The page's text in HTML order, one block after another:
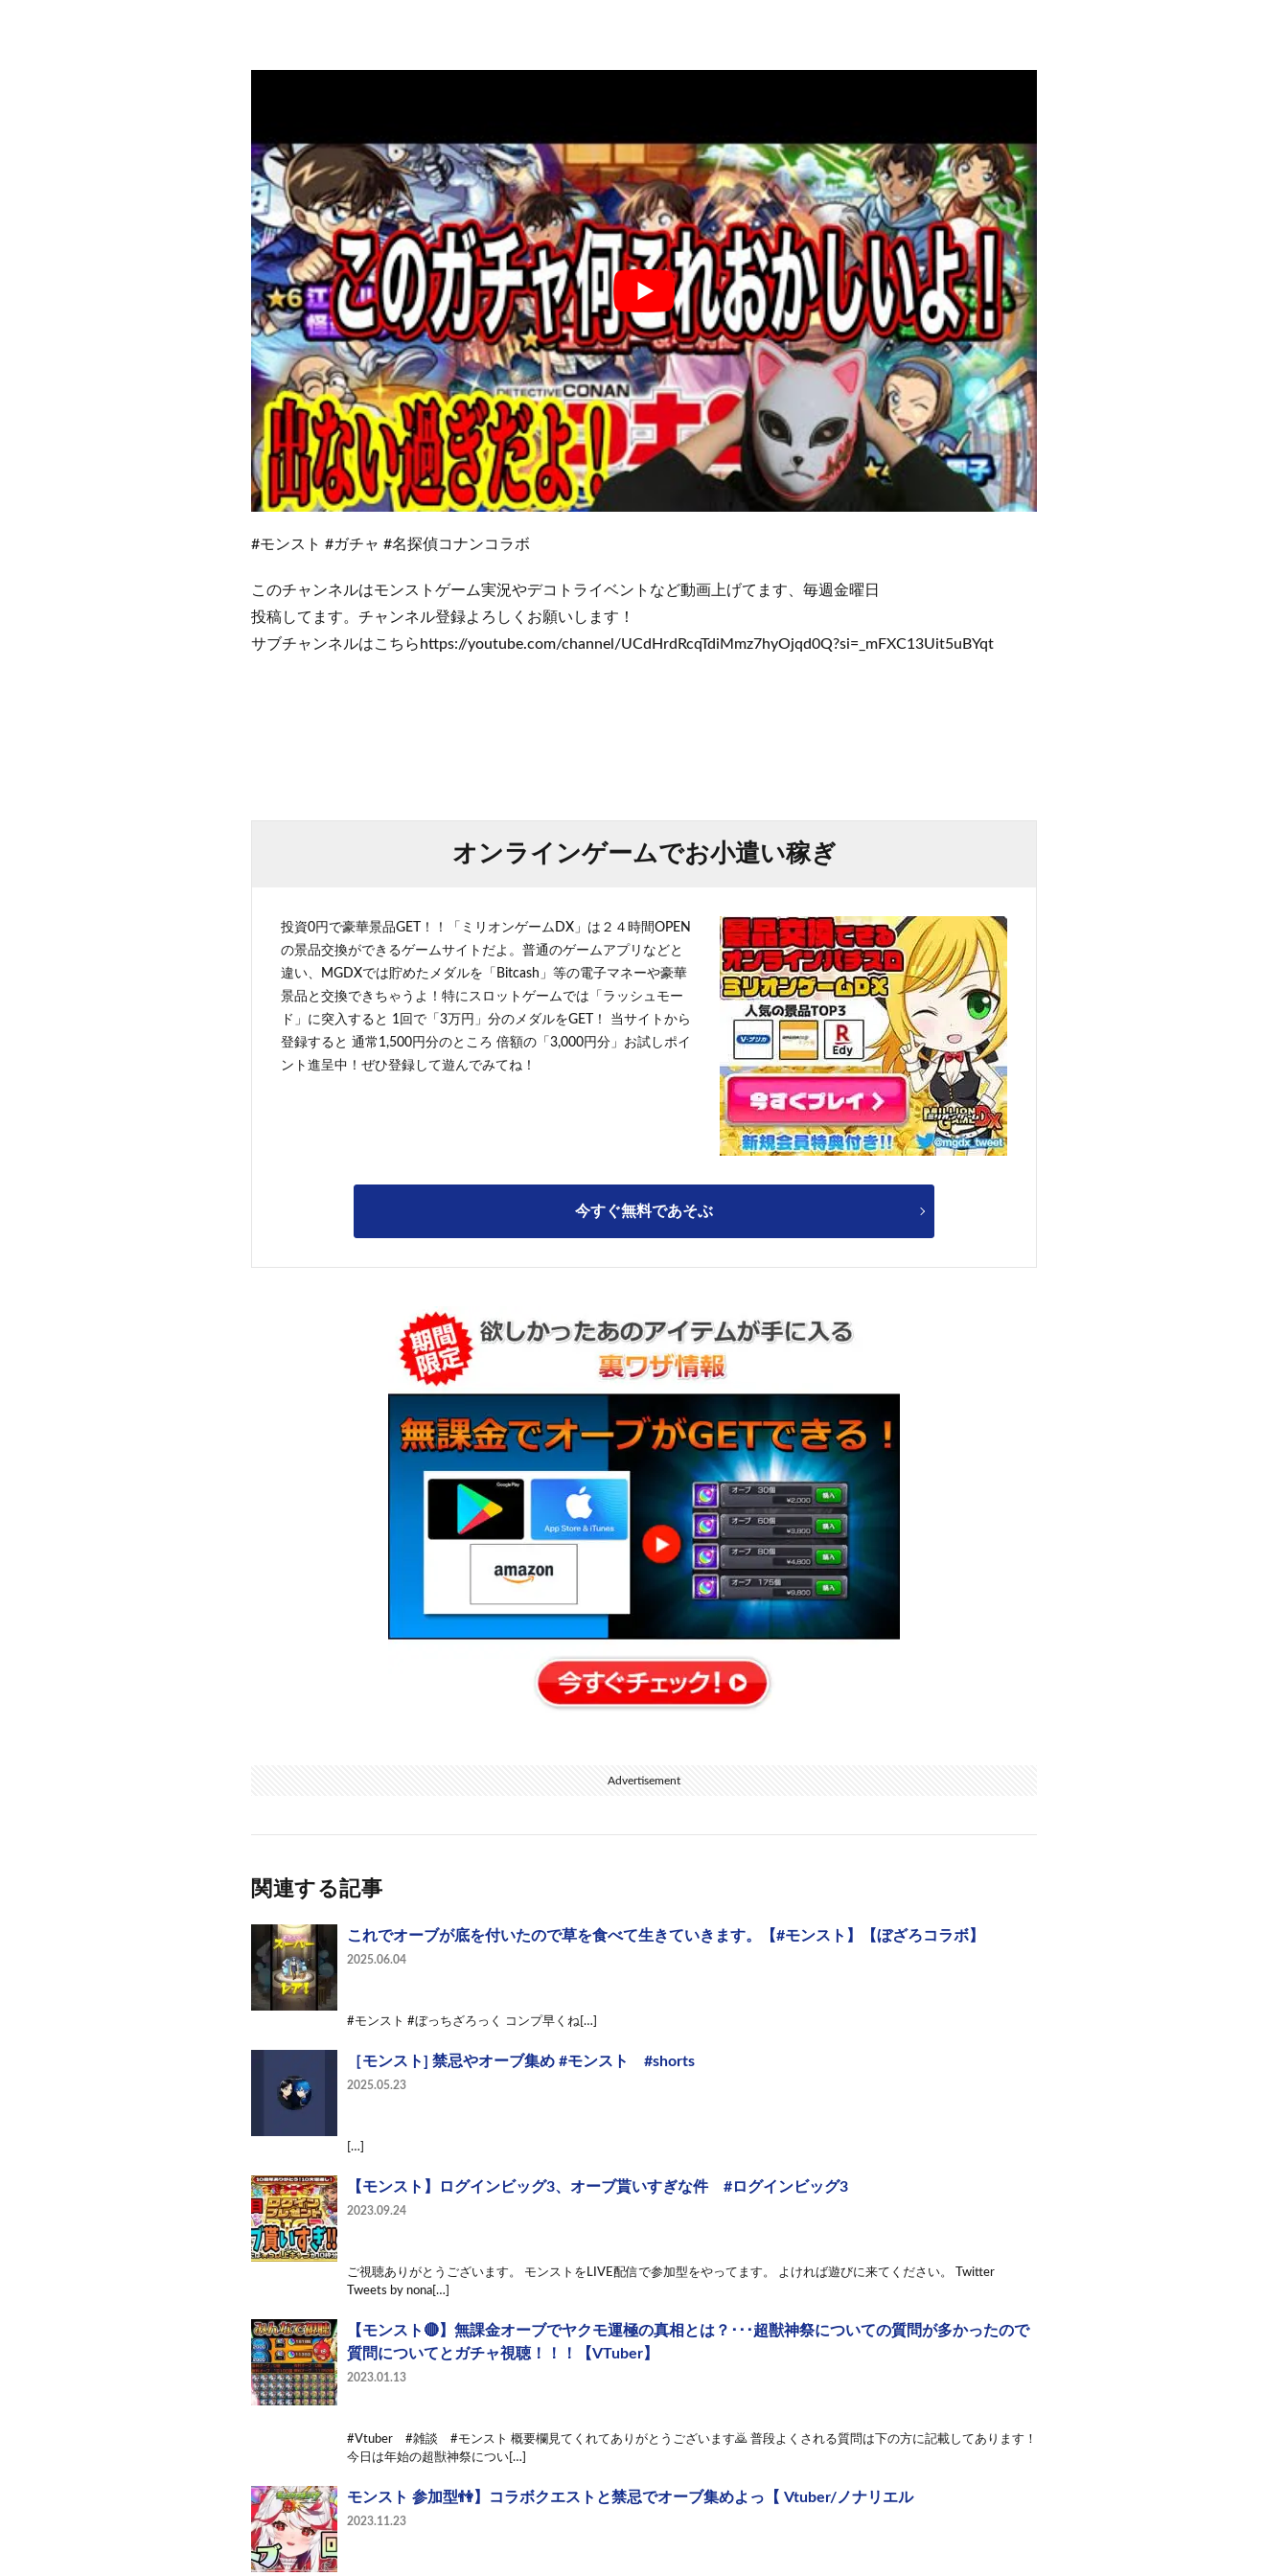
#モンスト #ガチャ #名探偵コナンコラボ
このチャンネルはモンストゲーム実況やデコトライベントなど動画上げてます、毎週金曜日
投稿してます。チャンネル登録よろしくお願いします！
サブチャンネルはこちらhttps://youtube.com/channel/UCdHrdRcqTdiMmz7hyOjqd0Q?si=_mFXC13Uit5uBYqt
オンラインゲームでお小遣い稼ぎ
投資0円で豪華景品GET！！「ミリオンゲームDX」は２４時間OPEN
の景品交換ができるゲームサイトだよ。普通のゲームアプリなどと
違い、MGDXでは貯めたメダルを「Bitcash」等の電子マネーや豪華
景品と交換できちゃうよ！特にスロットゲームでは「ラッシュモー
ド」に突入すると 1回で「3万円」分のメダルをGET！ 当サイトから
登録すると 通常1,500円分のところ 倍額の「3,000円分」お試しポイ
ント進呈中！ぜひ登録して遊んでみてね！
今すぐ無料であそぶ
Advertisement
関連する記事
これでオーブが底を付いたので草を食べて生きていきます。【#モンスト】【ぼざろコラボ】
2025.06.04
#モンスト #ぼっちざろっく コンプ早くね[…]
［モンスト] 禁忌やオーブ集め #モンスト #shorts
2025.05.23
[…]
【モンスト】ログインビッグ3、オーブ貰いすぎな件 #ログインビッグ3
2023.09.24
ご視聴ありがとうございます。 モンストをLIVE配信で参加型をやってます。 よければ遊びに来てください。 Twitter
Tweets by nona[…]
【モンスト🔴】無課金オーブでヤクモ運極の真相とは？･･･超獣神祭についての質問が多かったので
質問についてとガチャ視聴！！！【VTuber】
2023.01.13
#Vtuber #雑談 #モンスト 概要欄見てくれてありがとうございます🙇 普段よくされる質問は下の方に記載してあります！
今日は年始の超獣神祭につい[…]
モンスト 参加型👫】コラボクエストと禁忌でオーブ集めよっ【 Vtuber/ノナリエル
2023.11.23